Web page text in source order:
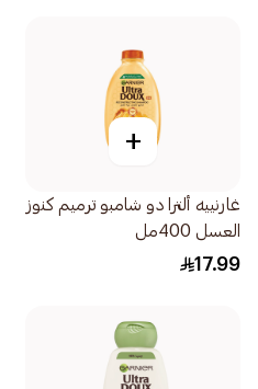
+
غارنييه ألترا دو شامبو ترميم كنوز
العسل 400مل
17.99